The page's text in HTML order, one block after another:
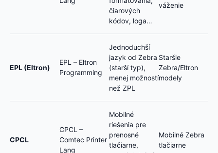
čiarových
kódov, loga…
váženie
EPL (Eltron)
EPL – Eltron
Programming
Jednoduchší
jazyk od Zebra
(starší typ),
menej možností
než ZPL
Staršie
Zebra/Eltron
modely
CPCL
CPCL –
Comtec Printer
Lang
Mobilné
riešenia pre
prenosné
tlačiarne,
Mobilné Zebra
tlačiarne